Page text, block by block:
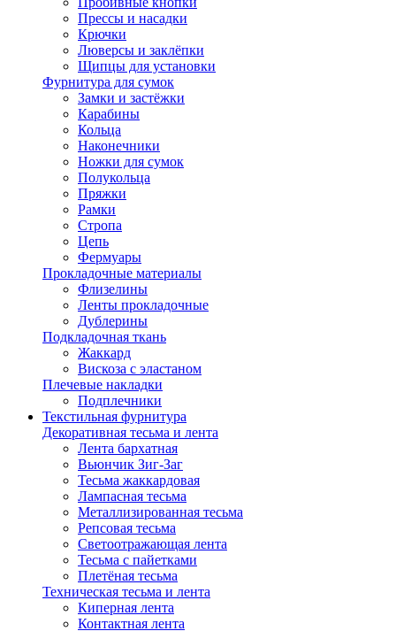
Прессы и насадки
Крючки
Люверсы и заклёпки
Щипцы для установки
Фурнитура для сумок
Замки и застёжки
Карабины
Кольца
Наконечники
Ножки для сумок
Полукольца
Пряжки
Рамки
Стропа
Цепь
Фермуары
Прокладочные материалы
Флизелины
Ленты прокладочные
Дублерины
Подкладочная ткань
Жаккард
Вискоза с эластаном
Плечевые накладки
Подплечники
Текстильная фурнитура
Декоративная тесьма и лента
Лента бархатная
Вьюнчик Зиг-Заг
Тесьма жаккардовая
Лампасная тесьма
Металлизированная тесьма
Репсовая тесьма
Светоотражающая лента
Тесьма с пайетками
Плетёная тесьма
Техническая тесьма и лента
Киперная лента
Контактная лента